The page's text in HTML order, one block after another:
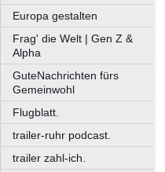
Europa gestalten
Frag' die Welt | Gen Z &
Alpha
GuteNachrichten fürs
Gemeinwohl
Flugblatt.
trailer-ruhr podcast.
trailer zahl-ich.